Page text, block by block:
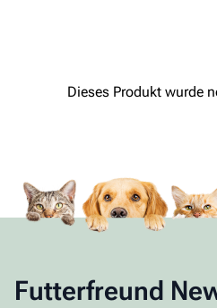
Futterfreund